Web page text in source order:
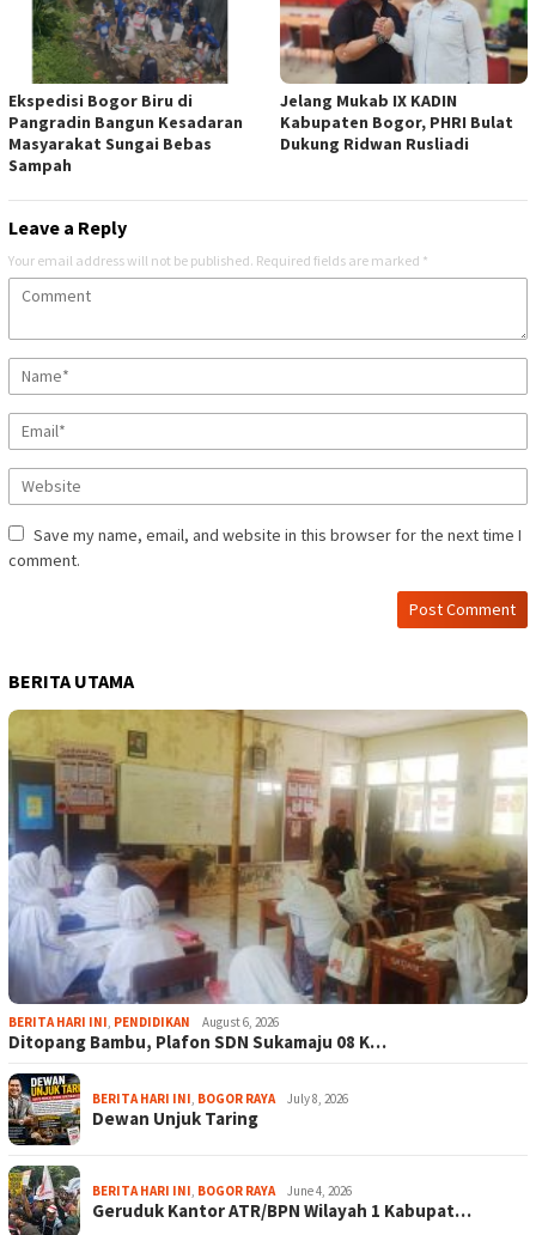
Ekspedisi Bogor Biru di
Pangradin Bangun Kesadaran
Masyarakat Sungai Bebas
Sampah
Jelang Mukab IX KADIN
Kabupaten Bogor, PHRI Bulat
Dukung Ridwan Rusliadi
Leave a Reply
Your email address will not be published. Required fields are marked *
Save my name, email, and website in this browser for the next time I
comment.
BERITA UTAMA
BERITA HARI INI PENDIDIKAN August 6, 2026
Ditopang Bambu, Plafon SDN Sukamaju 08 K…
BERITA HARI INI BOGOR RAYA July 8, 2026
Dewan Unjuk Taring
BERITA HARI INI BOGOR RAYA June 4, 2026
Geruduk Kantor ATR/BPN Wilayah 1 Kabupat…